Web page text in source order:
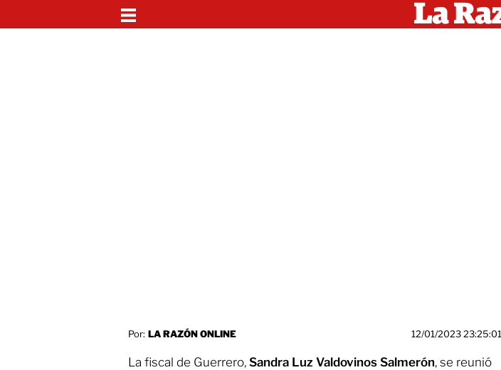
Por: LA RAZÓN ONLINE 12/01/2023 23:25:01
La fiscal de Guerrero, Sandra Luz Valdovinos Salmerón, se reunió